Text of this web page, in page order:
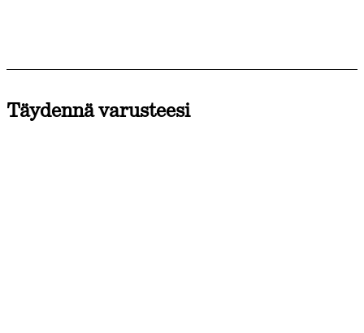
Täydennä varusteesi